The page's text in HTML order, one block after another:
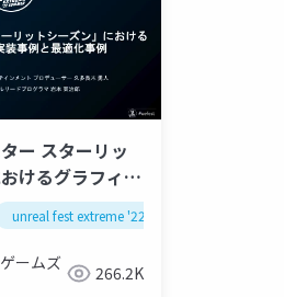
ue-console
ー スターリッ
けるグラフィッ
適化事例
EXTREME '22
unreal fest extreme '22 summer
ームズ
266.2K